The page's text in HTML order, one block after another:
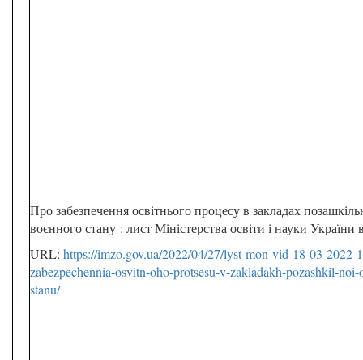
Про забезпечення освітнього процесу в закладах
воєнного стану : лист Міністерства освіти і науки
URL: https://imzo.gov.ua/2022/04/27/lyst-mon-vid-18-03-2022-
zabezpechennia-osvitn-oho-protsesu-v-zakladakh-pozashkil-
stanu/